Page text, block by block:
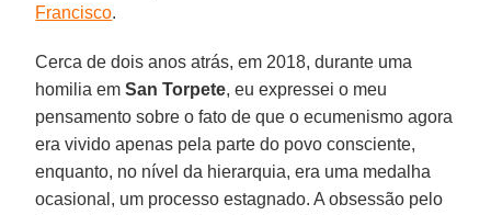
Francisco.
Cerca de dois anos atrás, em 2018, durante uma
homilia emSan Torpete, eu expressei o meu
pensamento sobre o fato de que o ecumenismo agora
era vivido apenas pela parte do povo consciente,
enquanto, no nível da hierarquia, era uma medalha
ocasional, um processo estagnado. A obsessão pelo